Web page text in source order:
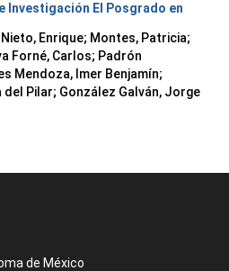
Investigación El Posgrado en
Enrique; Montes, Patricia;
Forné, Carlos; Padrón
Mendoza, Imer Benjamín;
del Pilar; González Galván, Jorge
de México